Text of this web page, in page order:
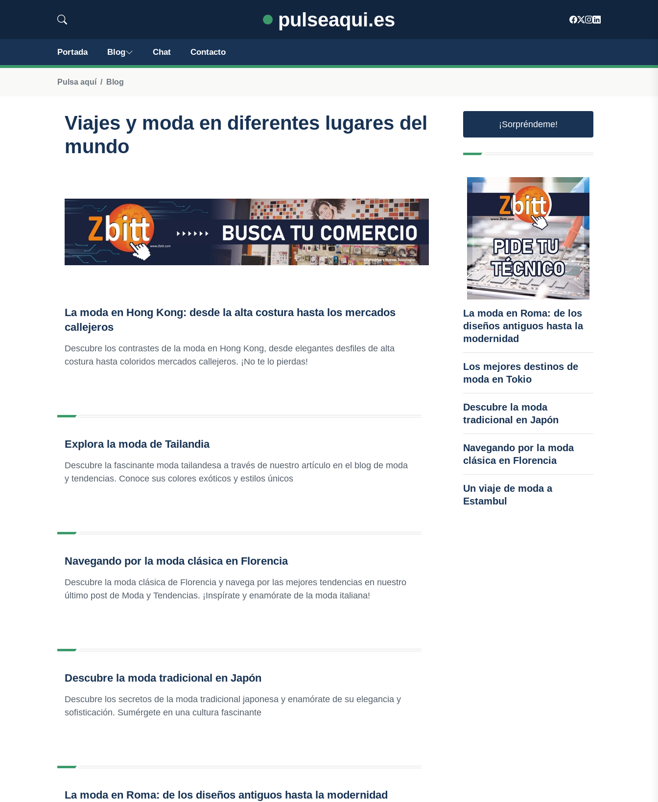
pulseaqui.es
Portada Blog Chat Contacto
Pulsa aquí Blog
Viajes y moda en diferentes lugares del
mundo
La moda en Hong Kong: desde la alta costura hasta los mercados
callejeros
Descubre los contrastes de la moda en Hong Kong, desde elegantes desfiles de alta
costura hasta coloridos mercados callejeros. ¡No te lo pierdas!
Explora la moda de Tailandia
Descubre la fascinante moda tailandesa a través de nuestro artículo en el blog de moda
y tendencias. Conoce sus colores exóticos y estilos únicos
Navegando por la moda clásica en Florencia
Descubre la moda clásica de Florencia y navega por las mejores tendencias en nuestro
último post de Moda y Tendencias. ¡Inspírate y enamórate de la moda italiana!
Descubre la moda tradicional en Japón
Descubre los secretos de la moda tradicional japonesa y enamórate de su elegancia y
sofisticación. Sumérgete en una cultura fascinante
La moda en Roma: de los diseños antiguos hasta la modernidad
¡Sorpréndeme!
La moda en Roma: de los
diseños antiguos hasta la
modernidad
Los mejores destinos de
moda en Tokio
Descubre la moda
tradicional en Japón
Navegando por la moda
clásica en Florencia
Un viaje de moda a
Estambul